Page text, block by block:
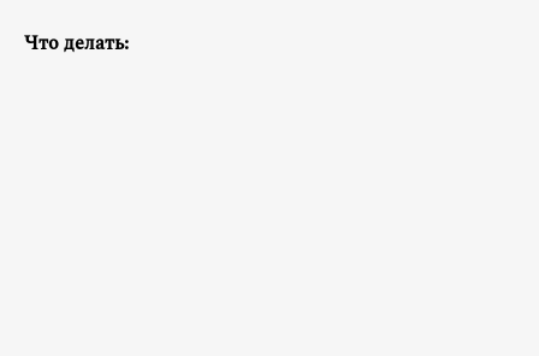
Что делать: